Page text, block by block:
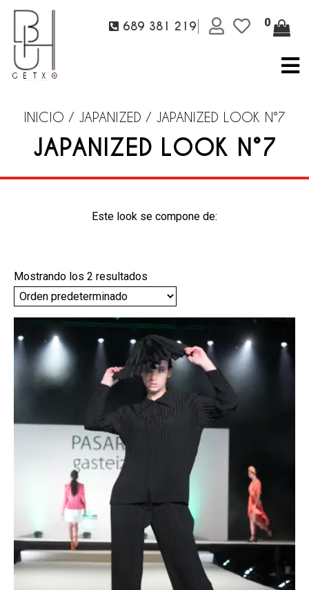
INICIO / JAPANIZED / JAPANIZED LOOK N°7
JAPANIZED LOOK N°7
Este look se compone de:
Mostrando los 2 resultados
0
689 381 219